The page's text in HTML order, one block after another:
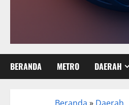
BERANDA METRO DAERAH